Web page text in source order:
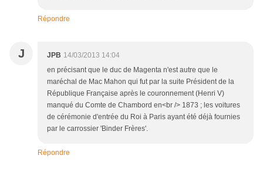
Répondre
J JPB 14/03/2013 14:04
en précisant que le duc de Magenta n'est autre que le
maréchal de Mac Mahon qui fut par la suite Président de la
République Française après le couronnement (Henri V)
manqué du Comte de Chambord en<br /> 1873 ; les voitures
de cérémonie d'entrée du Roi à Paris ayant été déjà fournies
par le carrossier 'Binder Frères'.
Répondre